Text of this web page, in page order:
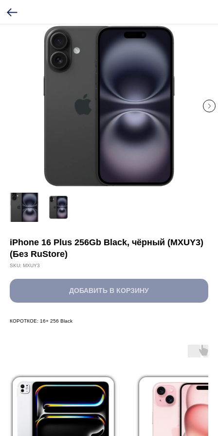
iPhone 16 Plus 256Gb Black, чёрный (MXUY3)
(Без RuStore)
SKU: MXUY3
ДОБАВИТЬ В КОРЗИНУ
КОРОТКОЕ: 16+ 256 Black